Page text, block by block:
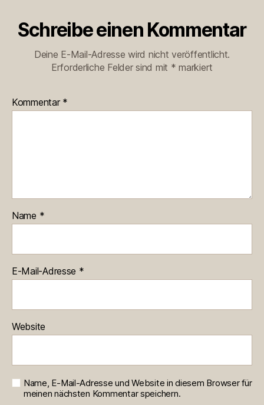
Schreibe einen Kommentar
Deine E-Mail-Adresse wird nicht veröffentlicht.
Erforderliche Felder sind mit * markiert
Kommentar *
Name *
E-Mail-Adresse *
Website
Name, E-Mail-Adresse und Website in diesem Browser für
meinen nächsten Kommentar speichern.